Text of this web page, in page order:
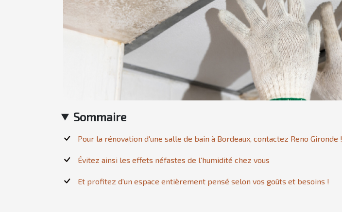
Sommaire
Pour la rénovation d'une salle de bain à Bordeaux, contactez Reno Gironde !
Évitez ainsi les effets néfastes de l'humidité chez vous
Et profitez d'un espace entièrement pensé selon vos goûts et besoins !